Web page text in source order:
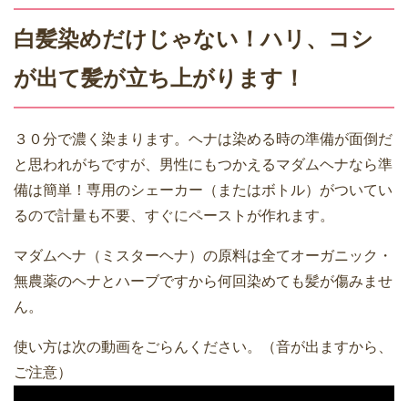
白髪染めだけじゃない！ハリ、コシ
が出て髪が立ち上がります！
３０分で濃く染まります。ヘナは染める時の準備が面倒だ
と思われがちですが、男性にもつかえるマダムヘナなら準
備は簡単！専用のシェーカー（またはボトル）がついてい
るので計量も不要、すぐにペーストが作れます。
マダムヘナ（ミスターヘナ）の原料は全てオーガニック・
無農薬のヘナとハーブですから何回染めても髪が傷みませ
ん。
使い方は次の動画をごらんください。（音が出ますから、
ご注意）